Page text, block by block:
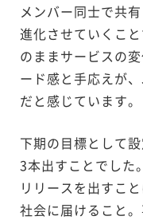
メンバー同士で共
進化させていくこ
のままサービスの
ード感と手応えが
だと感じています。
下期の目標として
3本出すことでし
リリースを出すこ
社会に届けること